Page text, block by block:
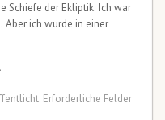
Schiefe der Ekliptik. Ich war
Aber ich wurde in einer
Erforderliche Felder